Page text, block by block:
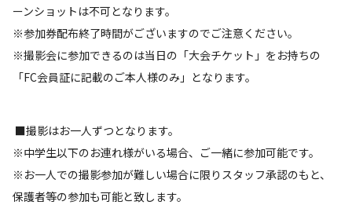
ーンショットは不可となります。
※参加券配布終了時間がございますのでご注意ください。
※撮影会に参加できるのは当日の「大会チケット」をお持ちの
「FC会員証に記載のご本人様のみ」となります。
■撮影はお一人ずつとなります。
※中学生以下のお連れ様がいる場合、ご一緒に参加可能です。
※お一人での撮影参加が難しい場合に限りスタッフ承認のもと、
保護者等の参加も可能と致します。